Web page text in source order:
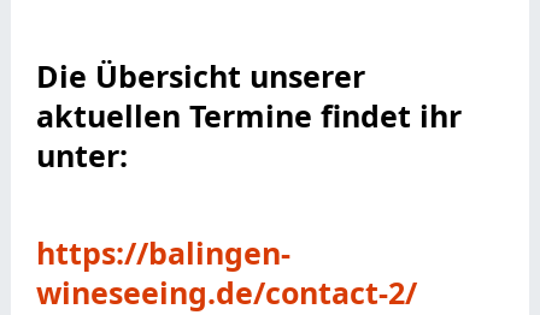
Die Übersicht unserer
aktuellen Termine findet ihr
unter:
https://balingen-
wineseeing.de/contact-2/